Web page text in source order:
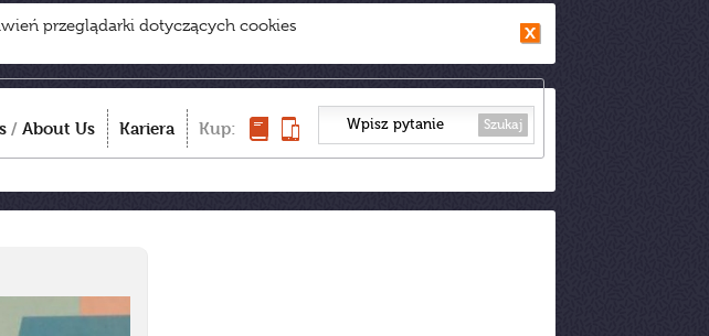
przeglądarki dotyczących cookies
/ About Us Kariera Kup: Szukaj